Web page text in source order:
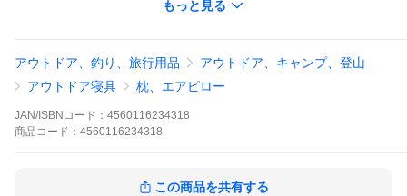
●マミー型の寝袋内でもフィットするラウンドトップ形状。
●枕本体も洗濯機で丸洗いすることができます。
商品仕様
4560116234318)
◆カラー:CAMO(カモ)
◆素 材:POLYESTER(ポリエステル)、PE(ポリエチレン)
◆サイズ:35x50x7cm
◆備 考
※ロットにより多少デザインが変更になる場合がございます。
もっと見る
アウトドア、釣り、旅行用品
アウトドア、キャンプ、登山
アウトドア寝具
枕、エアピロー
JAN/ISBNコード： 4560116234318
商品 コード： 4560116234318
この商品を共有する